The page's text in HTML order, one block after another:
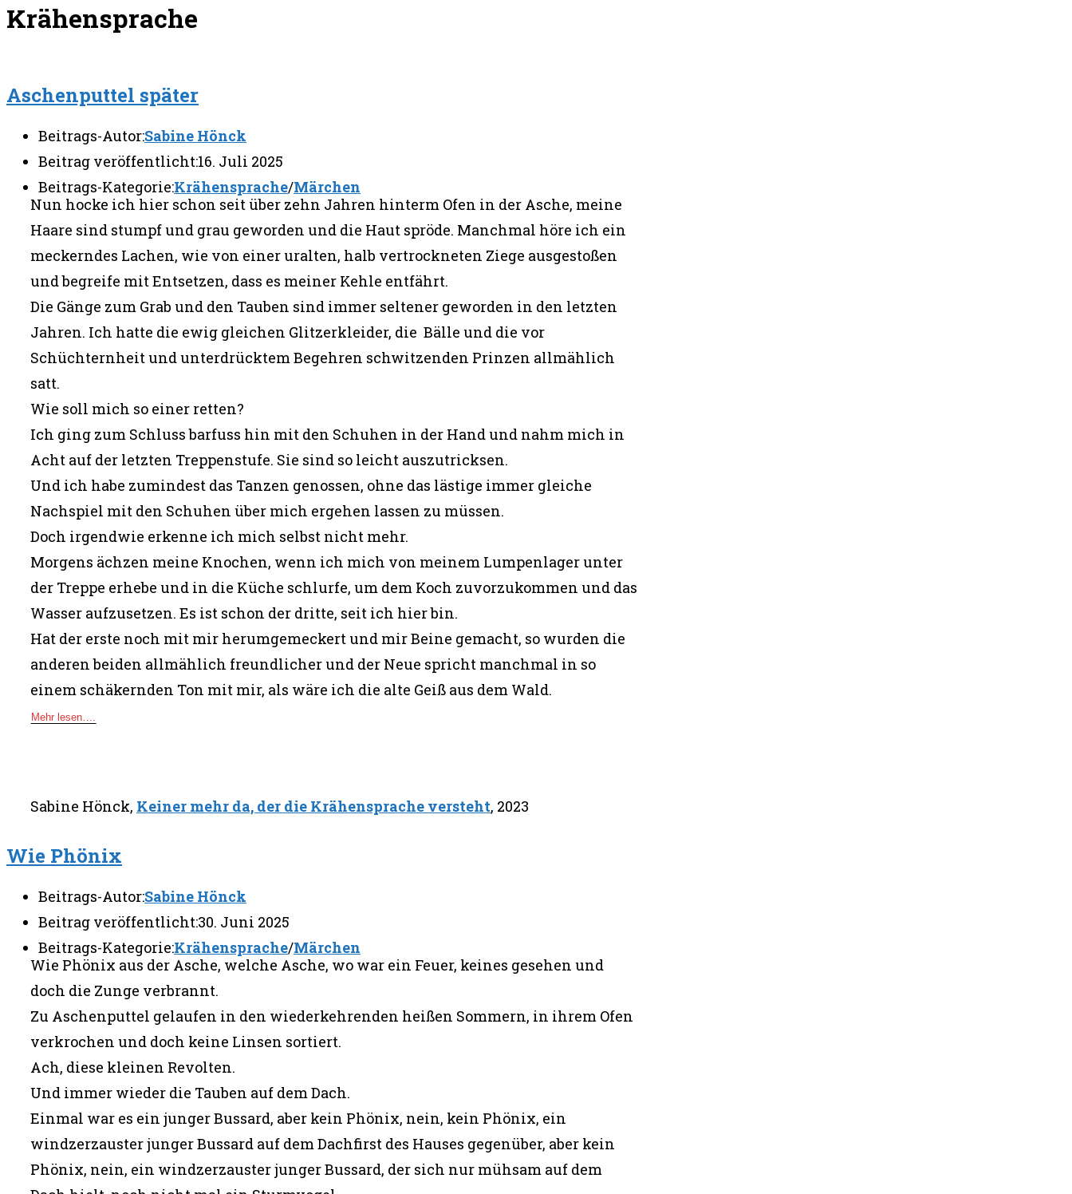
Krähensprache
Aschenputtel später
Beitrags-Autor:Sabine Hönck
Beitrag veröffentlicht:16. Juli 2025
Beitrags-Kategorie:Krähensprache/Märchen
Nun hocke ich hier schon seit über zehn Jahren hinterm Ofen in der Asche, meine
Haare sind stumpf und grau geworden und die Haut spröde. Manchmal höre ich ein
meckerndes Lachen, wie von einer uralten, halb vertrockneten Ziege ausgestoßen
und begreife mit Entsetzen, dass es meiner Kehle entfährt.
Die Gänge zum Grab und den Tauben sind immer seltener geworden in den letzten
Jahren. Ich hatte die ewig gleichen Glitzerkleider, die Bälle und die vor
Schüchternheit und unterdrücktem Begehren schwitzenden Prinzen allmählich
satt.
Wie soll mich so einer retten?
Ich ging zum Schluss barfuss hin mit den Schuhen in der Hand und nahm mich in
Acht auf der letzten Treppenstufe. Sie sind so leicht auszutricksen.
Und ich habe zumindest das Tanzen genossen, ohne das lästige immer gleiche
Nachspiel mit den Schuhen über mich ergehen lassen zu müssen.
Doch irgendwie erkenne ich mich selbst nicht mehr.
Morgens ächzen meine Knochen, wenn ich mich von meinem Lumpenlager unter
der Treppe erhebe und in die Küche schlurfe, um dem Koch zuvorzukommen und das
Wasser aufzusetzen. Es ist schon der dritte, seit ich hier bin.
Hat der erste noch mit mir herumgemeckert und mir Beine gemacht, so wurden die
anderen beiden allmählich freundlicher und der Neue spricht manchmal in so
einem schäkernden Ton mit mir, als wäre ich die alte Geiß aus dem Wald.
Mehr lesen….
Sabine Hönck, Keiner mehr da, der die Krähensprache versteht, 2023
Wie Phönix
Beitrags-Autor:Sabine Hönck
Beitrag veröffentlicht:30. Juni 2025
Beitrags-Kategorie:Krähensprache/Märchen
Wie Phönix aus der Asche, welche Asche, wo war ein Feuer, keines gesehen und
doch die Zunge verbrannt.
Zu Aschenputtel gelaufen in den wiederkehrenden heißen Sommern, in ihrem Ofen
verkrochen und doch keine Linsen sortiert.
Ach, diese kleinen Revolten.
Und immer wieder die Tauben auf dem Dach.
Einmal war es ein junger Bussard, aber kein Phönix, nein, kein Phönix, ein
windzerzauster junger Bussard auf dem Dachfirst des Hauses gegenüber, aber kein
Phönix, nein, ein windzerzauster junger Bussard, der sich nur mühsam auf dem